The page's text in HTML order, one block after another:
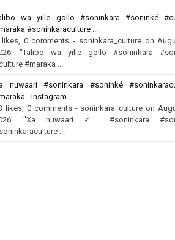
wa yille gollo #soninkara #soninké
#soninkaraculture ...
likes, 0 comments - soninkara_culture on
"Talibo wa yille gollo #soninkara
#maraka ...
nuwaari #soninkara #soninké
- Instagram
likes, 0 comments - soninkara_culture on
"Xa nuwaari ✓ #soninkara
...